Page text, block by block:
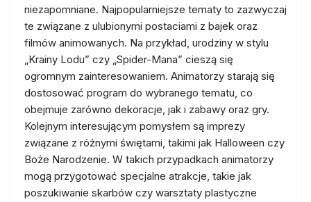
niezapomniane. Najpopularniejsze tematy to zazwyczaj
te związane z ulubionymi postaciami z bajek oraz
filmów animowanych. Na przykład, urodziny w stylu
„Krainy Lodu” czy „Spider-Mana” cieszą się
ogromnym zainteresowaniem. Animatorzy starają się
dostosować program do wybranego tematu, co
obejmuje zarówno dekoracje, jak i zabawy oraz gry.
Kolejnym interesującym pomysłem są imprezy
związane z różnymi świętami, takimi jak Halloween czy
Boże Narodzenie. W takich przypadkach animatorzy
mogą przygotować specjalne atrakcje, takie jak
poszukiwanie skarbów czy warsztaty plastyczne